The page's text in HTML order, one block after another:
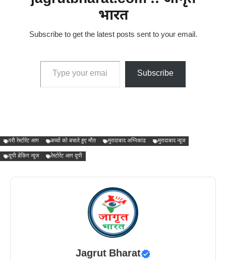
भारत
Subscribe to get the latest posts sent to your email.
Type your email…
Subscribe
परी रेस्टोरेंट आग बच्चों को बचाते हुए मौत मुरादाबाद अग्निकांड मुरादाबाद न्यूज
यूपी ब्रेकिंग न्यूज रेस्टोरेंट आग यूपी
Jagrut Bharat